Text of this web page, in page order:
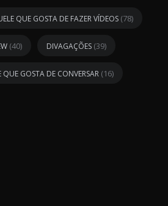
QUE GOSTA DE FAZER VÍDEOS (78)
(40) DIVAGAÇÕES (39)
QUE GOSTA DE CONVERSAR (16)